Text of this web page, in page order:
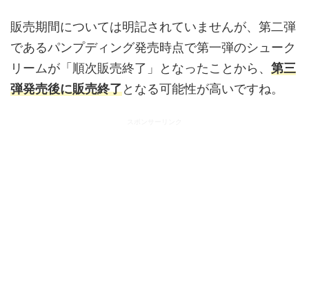
販売期間については明記されていませんが、第二弾
であるパンプディング発売時点で第一弾のシューク
リームが「順次販売終了」となったことから、 第三
弾発売後に販売終了となる可能性が高いですね。